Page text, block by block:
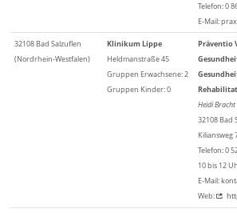
Telefon: 0
E-Mail:
32108 Bad Salzuflen
(Nordrhein-Westfalen)
Klinikum Lippe
Heldmanstraße 45
Gruppen Erwachsene: 2
Gruppen Kinder: 0
Präventio
Heidi Bracht
32108 Bad
Kiliansweg
Telefon: 0
10 bis 12
E-Mail:
Web: